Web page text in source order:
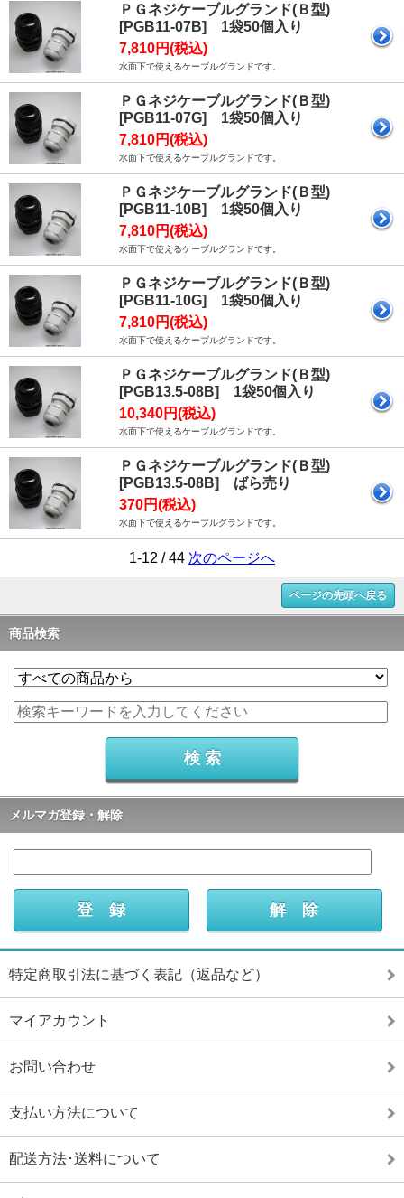
ＰＧネジケーブルグランド(Ｂ型)
[PGB11-07B] 1袋50個入り
7,810円(税込)
水面下で使えるケーブルグランドです。
ＰＧネジケーブルグランド(Ｂ型)
[PGB11-07G] 1袋50個入り
7,810円(税込)
水面下で使えるケーブルグランドです。
ＰＧネジケーブルグランド(Ｂ型)
[PGB11-10B] 1袋50個入り
7,810円(税込)
水面下で使えるケーブルグランドです。
ＰＧネジケーブルグランド(Ｂ型)
[PGB11-10G] 1袋50個入り
7,810円(税込)
水面下で使えるケーブルグランドです。
ＰＧネジケーブルグランド(Ｂ型)
[PGB13.5-08B] 1袋50個入り
10,340円(税込)
水面下で使えるケーブルグランドです。
ＰＧネジケーブルグランド(Ｂ型)
[PGB13.5-08B] ばら売り
370円(税込)
水面下で使えるケーブルグランドです。
1-12 / 44 次のページへ
ページの先頭へ戻る
商品検索
メルマガ登録・解除
特定商取引法に基づく表記（返品など）
マイアカウント
お問い合わせ
支払い方法について
配送方法･送料について